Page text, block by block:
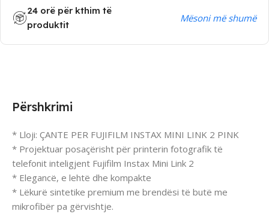
24 orë për kthim të
produktit
Mësoni më shumë
Përshkrimi
* Lloji: ÇANTE PER FUJIFILM INSTAX MINI LINK 2 PINK
* Projektuar posaçërisht për printerin fotografik të
telefonit inteligjent Fujifilm Instax Mini Link 2
* Elegancë, e lehtë dhe kompakte
* Lëkurë sintetike premium me brendësi të butë me
mikrofibër pa gërvishtje.